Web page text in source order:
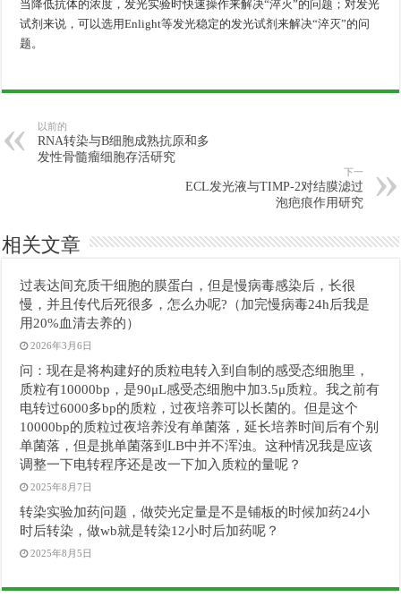
当降低抗体的浓度，发光实验时快速操作来解决“淬灭”的问题；对发光
试剂来说，可以选用Enlight等发光稳定的发光试剂来解决“淬灭”的问
题。
以前的
RNA转染与B细胞成熟抗原和多
发性骨髓瘤细胞存活研究
下一
ECL发光液与TIMP-2对结膜滤过
泡疤痕作用研究
相关文章
过表达间充质干细胞的膜蛋白，但是慢病毒感染后，长很
慢，并且传代后死很多，怎么办呢?（加完慢病毒24h后我是
用20%血清去养的）
2026年3月6日
问：现在是将构建好的质粒电转入到自制的感受态细胞里，
质粒有10000bp，是90μL感受态细胞中加3.5μ质粒。我之前有
电转过6000多bp的质粒，过夜培养可以长菌的。但是这个
10000bp的质粒过夜培养没有单菌落，延长培养时间后有个别
单菌落，但是挑单菌落到LB中并不浑浊。这种情况我是应该
调整一下电转程序还是改一下加入质粒的量呢？
2025年8月7日
转染实验加药问题，做荧光定量是不是铺板的时候加药24小
时后转染，做wb就是转染12小时后加药呢？
2025年8月5日